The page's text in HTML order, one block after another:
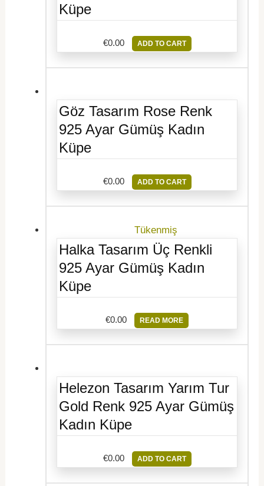
Küpe
€0.00 ADD TO CART
Göz Tasarım Rose Renk
925 Ayar Gümüş Kadın
Küpe
€0.00 ADD TO CART
Tükenmiş
Halka Tasarım Üç Renkli
925 Ayar Gümüş Kadın
Küpe
€0.00 READ MORE
Helezon Tasarım Yarım Tur
Gold Renk 925 Ayar Gümüş
Kadın Küpe
€0.00 ADD TO CART